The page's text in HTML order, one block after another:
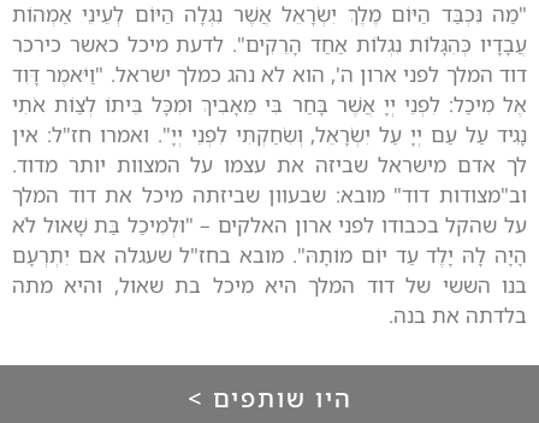
"מַה נִּכְבַּד הַיּוֹם מֶלֶךְ יִשְׂרָאֵל אֲשֶׁר נִגְלָה הַיּוֹם לְעֵינֵי אַמְהוֹת
עֲבָדָיו כְּהִגָּלוֹת נִגְלוֹת אַחַד הָרֵקִים". לדעת מיכל כאשר כירכר
דוד המלך לפני ארון ה', הוא לא נהג כמלך ישראל. "וַיֹּאמֶר דָּוִד
אֶל מִיכַל: לִפְנֵי יְיָ אֲשֶׁר בָּחַר בִּי מֵאָבִיךְ וּמִכָּל בֵּיתוֹ לְצַוֹּת אֹתִי
נָגִיד עַל עַם יְיָ עַל יִשְׂרָאֵל, וְשִׂחַקְתִּי לִפְנֵי יְיָ". ואמרו חז"ל: אין
לך אדם מישראל שביזה את עצמו על המצוות יותר מדוד.
וב"מצודות דוד" מובא: שבעוון שביזתה מיכל את דוד המלך
על שהקל בכבודו לפני ארון האלקים – "וּלְמִיכַל בַּת שָׁאוּל לֹא
הָיָה לָהּ יָלֶד עַד יוֹם מוֹתָהּ". מובא בחז"ל שעגלה אם יִתְרְעָם
בנו הששי של דוד המלך היא מיכל בת שאול, והיא מתה
בלדתה את בנה.
היו שותפים >